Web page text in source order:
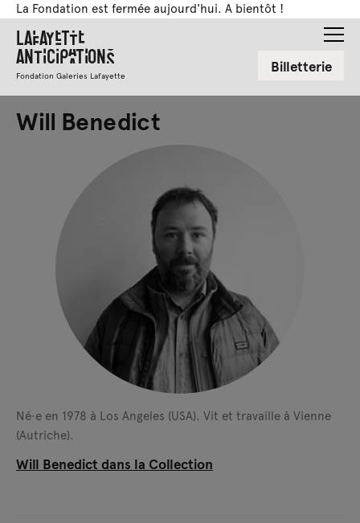
La Fondation est fermée aujourd'hui. A bientôt !
Lafayette
Anticipations
Fondation Galeries Lafayette Billetterie
Will Benedict
Né·e en 1978 à Los Angeles (USA). Vit et travaille à Vienne
(Autriche).
Will Benedict dans la Collection